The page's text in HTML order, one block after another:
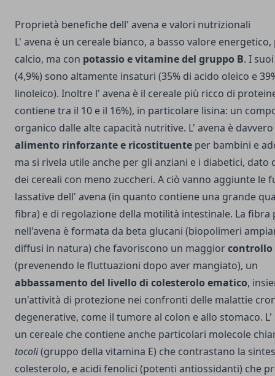
Proprietà benefiche dell' avena e valori nutrizionali
L' avena è un cereale bianco, a basso valore
calcio, ma con potassio e vitamine del gruppo B. I
(4,9%) sono altamente insaturi (35% di acido oleico e
linoleico). Inoltre l' avena è il cereale più ricco di
contiene tra il 10 e il 16%), in particolare lisina: un
organico dalle alte capacità nutritive. L' avena è
alimento rinforzante e ricostituente per bambini e
ma si rivela utile anche per gli anziani e i diabetici, dato
dei cereali con meno zuccheri. A ciò vanno aggiunte le
lassative dell' avena (in quanto contiene una grande
fibra) e di regolazione della motilità intestinale. La fibra
nell'avena è formata da beta glucani (biopolimeri
diffusi in natura) che favoriscono un maggiorcontrollo
(prevenendo le fluttuazioni dopo aver mangiato), un
abbassamento del livello di colesterolo ematico,
un'attività di protezione nei confronti delle malattie
degenerative, come il tumore al colon e allo stomaco. L'
un cereale che contiene anche particolari molecole
tocoli(gruppo della vitamina E) che contrastano la
colesterolo, e acidi fenolici (potenti antiossidanti) che